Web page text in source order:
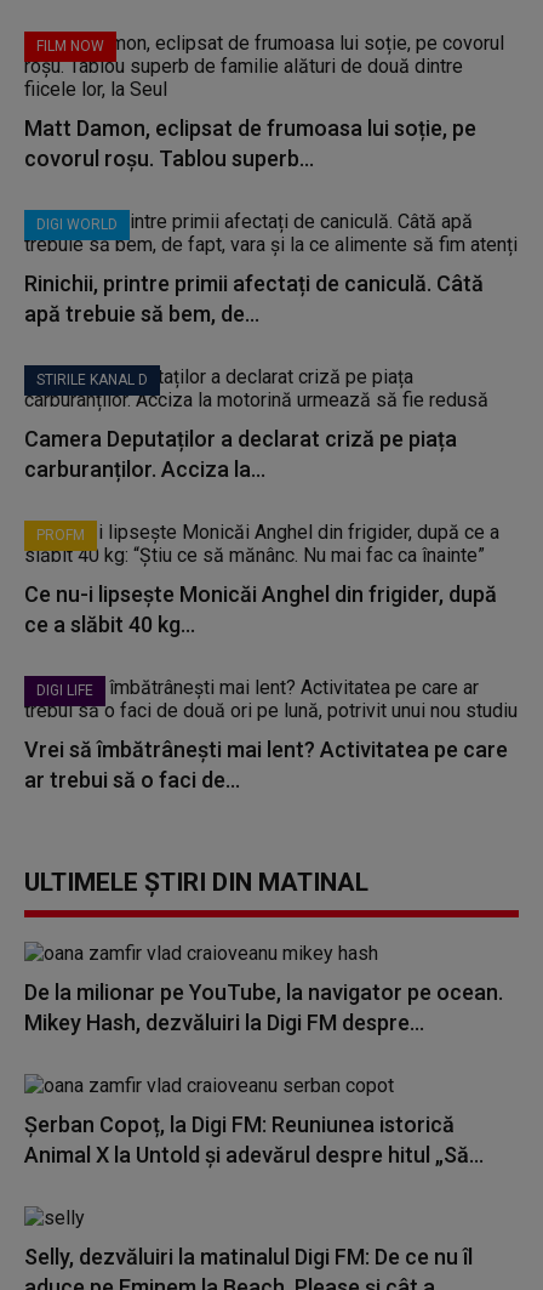
FILM NOW
Matt Damon, eclipsat de frumoasa lui soție, pe
covorul roșu. Tablou superb...
DIGI WORLD
Rinichii, printre primii afectați de caniculă. Câtă
apă trebuie să bem, de...
STIRILE KANAL D
Camera Deputaților a declarat criză pe piața
carburanților. Acciza la...
PROFM
Ce nu-i lipsește Monicăi Anghel din frigider, după
ce a slăbit 40 kg...
DIGI LIFE
Vrei să îmbătrânești mai lent? Activitatea pe care
ar trebui să o faci de...
ULTIMELE ȘTIRI DIN MATINAL
De la milionar pe YouTube, la navigator pe ocean.
Mikey Hash, dezvăluiri la Digi FM despre...
Șerban Copoț, la Digi FM: Reuniunea istorică
Animal X la Untold și adevărul despre hitul „Să...
Selly, dezvăluiri la matinalul Digi FM: De ce nu îl